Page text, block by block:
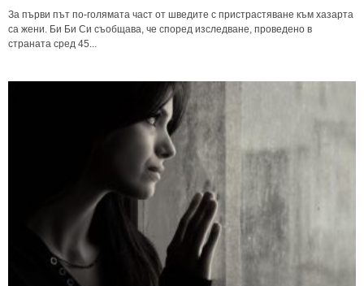
За първи път по-голямата част от шведите с пристрастяване към хазарта
са жени. Би Би Си съобщава, че според изследване, проведено в
страната сред 45...